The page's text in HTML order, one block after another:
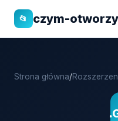
📂 czym-
Strona główna/